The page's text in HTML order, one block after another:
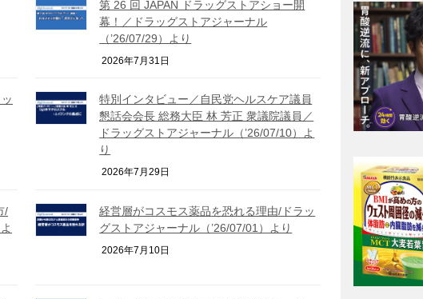
第 26 回 JAPAN ドラッグストアショー開
幕！／ドラッグストアジャーナル
（’26/07/29）より
2026年7月31日
特別インタビュー／自民党ヘルスケア議員
懇話会会長 総務大臣 林 芳正 衆議院議員／
ドラッグストアジャーナル（’26/07/10）よ
り
2026年7月29日
/
経営層がコスモス薬品を恐れる理由/ドラッ
グストアジャーナル（’26/07/01）より
2026年7月10日